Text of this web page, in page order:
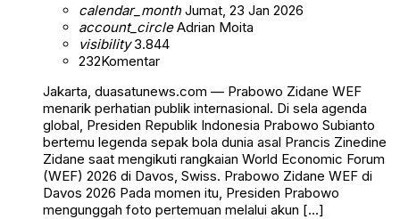
calendar_monthJumat, 23 Jan 2026
account_circleAdrian Moita
visibility3.844
232Komentar
Jakarta, duasatunews.com — Prabowo Zidane WEF
menarik perhatian publik internasional. Di sela agenda
global, Presiden Republik Indonesia Prabowo Subianto
bertemu legenda sepak bola dunia asal Prancis Zinedine
Zidane saat mengikuti rangkaian World Economic Forum
(WEF) 2026 di Davos, Swiss. Prabowo Zidane WEF di
Davos 2026 Pada momen itu, Presiden Prabowo
mengunggah foto pertemuan melalui akun […]